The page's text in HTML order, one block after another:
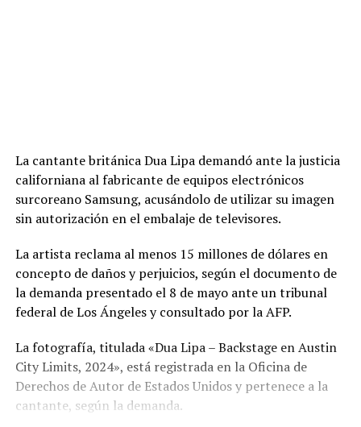
La cantante británica Dua Lipa demandó ante la justicia
californiana al fabricante de equipos electrónicos
surcoreano Samsung, acusándolo de utilizar su imagen
sin autorización en el embalaje de televisores.
La artista reclama al menos 15 millones de dólares en
concepto de daños y perjuicios, según el documento de
la demanda presentado el 8 de mayo ante un tribunal
federal de Los Ángeles y consultado por la AFP.
La fotografía, titulada «Dua Lipa – Backstage en Austin
City Limits, 2024», está registrada en la Oficina de
Derechos de Autor de Estados Unidos y pertenece a la
cantante, según la demanda.